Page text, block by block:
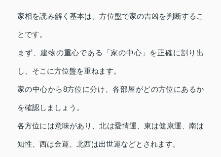
家相を読み解く基本は、方位盤で家の吉凶を判断するこ
とです。
まず、建物の重心である「家の中心」を正確に割り出
し、そこに方位盤を重ねます。
家の中心から8方位に分け、各部屋がどの方位にあるか
を確認しましょう。
各方位には意味があり、北は愛情運、東は健康運、南は
知性、西は金運、北西は出世運などとされます。